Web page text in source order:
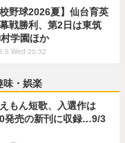
校野球2026夏】仙台育英
戦勝利、第2日は東筑
学園ほか
Wed 20:32
味・娯楽
えもん短歌、入選作は
発売の新刊に収録…9/3